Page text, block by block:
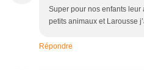
Super pour nos enfants leur
petits animaux et Larousse
Répondre